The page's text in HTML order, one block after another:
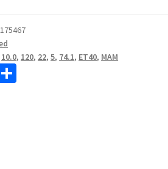
10.0, 120, 22,5, 74.1, ET40, MAM